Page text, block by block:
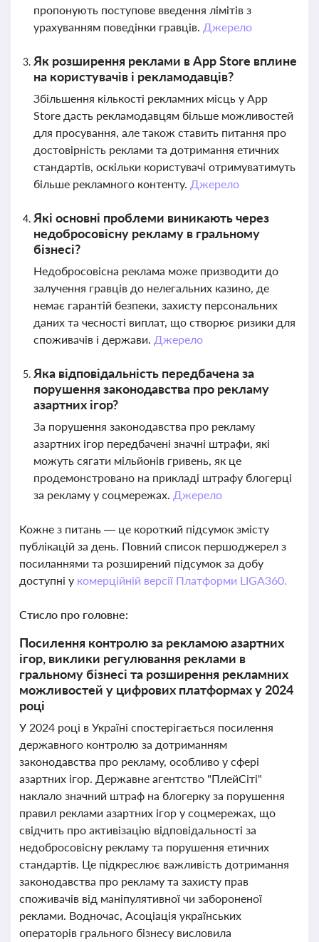
пропонують поступове введення лімітів з
урахуванням поведінки гравців. Джерело
Як розширення реклами в App Store вплине
на користувачів і рекламодавців?
Збільшення кількості рекламних місць у App
Store дасть рекламодавцям більше можливостей
для просування, але також ставить питання про
достовірність реклами та дотримання етичних
стандартів, оскільки користувачі отримуватимуть
більше рекламного контенту. Джерело
Які основні проблеми виникають через
недобросовісну рекламу в гральному
бізнесі?
Недобросовісна реклама може призводити до
залучення гравців до нелегальних казино, де
немає гарантій безпеки, захисту персональних
даних та чесності виплат, що створює ризики для
споживачів і держави. Джерело
Яка відповідальність передбачена за
порушення законодавства про рекламу
азартних ігор?
За порушення законодавства про рекламу
азартних ігор передбачені значні штрафи, які
можуть сягати мільйонів гривень, як це
продемонстровано на прикладі штрафу блогерці
за рекламу у соцмережах. Джерело
Кожне з питань — це короткий підсумок змісту
публікацій за день. Повний список першоджерел з
посиланнями та розширений підсумок за добу
доступні у комерційній версії Платформи LIGA360.
Стисло про головне:
Посилення контролю за рекламою азартних
ігор, виклики регулювання реклами в
гральному бізнесі та розширення рекламних
можливостей у цифрових платформах у 2024
році
У 2024 році в Україні спостерігається посилення
державного контролю за дотриманням
законодавства про рекламу, особливо у сфері
азартних ігор. Державне агентство "ПлейСіті"
наклало значний штраф на блогерку за порушення
правил реклами азартних ігор у соцмережах, що
свідчить про активізацію відповідальності за
недобросовісну рекламу та порушення етичних
стандартів. Це підкреслює важливість дотримання
законодавства про рекламу та захисту прав
споживачів від маніпулятивної чи забороненої
реклами. Водночас, Асоціація українських
операторів грального бізнесу висловила